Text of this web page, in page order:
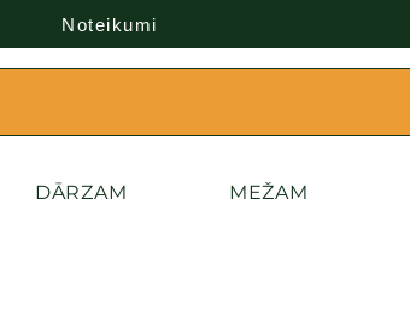
Noteikumi
DĀRZAM MEŽAM